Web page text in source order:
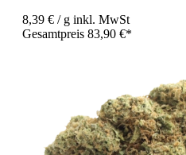
8,39 € / g inkl. MwSt
Gesamtpreis 83,90 €*